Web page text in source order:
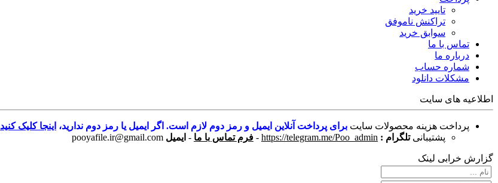
تایید خرید
تراکنش ناموفق
سوابق خرید
تماس با ما
درباره ما
شماره حساب
مشکلات دانلود
اطلاعیه های سایت
پرداخت هزینه محصولات سایت برای پرداخت آنلاین ایمیل و رمز دوم لازم است. اگر ایمیل یا رمز دوم ندارید، اینجا کلیک کنید
پشتیبانی تلگرام : https://telegram.me/Poo_admin
- فرم تماس با ما - ایمیل pooyafile.ir@gmail.com
گزارش خرابی لینک